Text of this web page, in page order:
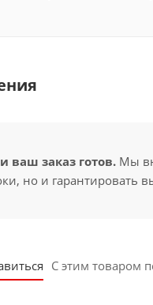
ваш заказ готов. Мы
но и гарантировать
С этим товаром